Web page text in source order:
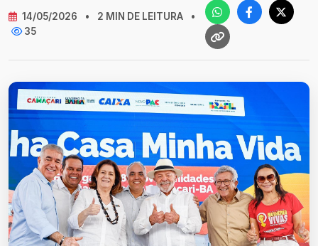
14/05/2026 • 2 MIN DE LEITURA
•
35